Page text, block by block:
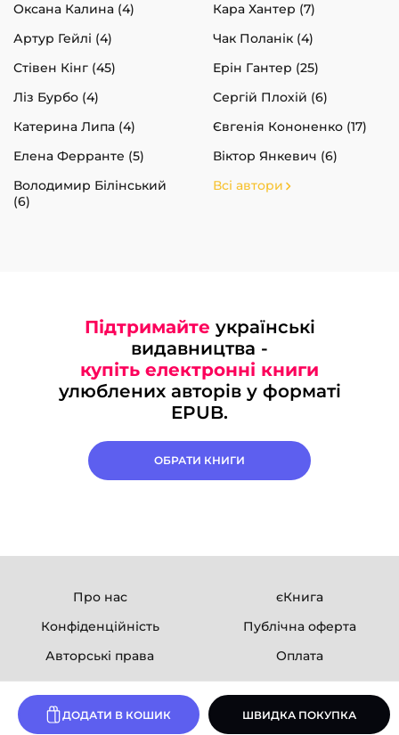
ДОДАТИ В КОШИК ШВИДКА ПОКУПКА
Оксана Калина (4)
Кара Хантер (7)
Артур Гейлі (4)
Чак Поланік (4)
Стівен Кінг (45)
Ерін Гантер (25)
Ліз Бурбо (4)
Сергій Плохій (6)
Катерина Липа (4)
Євгенія Кононенко (17)
Елена Ферранте (5)
Віктор Янкевич (6)
Володимир Білінський
(6)
Всі автори
Підтримайте українські
видавництва -
купіть електронні книги
улюблених авторів у форматі
EPUB.
ОБРАТИ КНИГИ
Про нас
єКнига
Конфіденційність
Публічна оферта
Авторські права
Оплата